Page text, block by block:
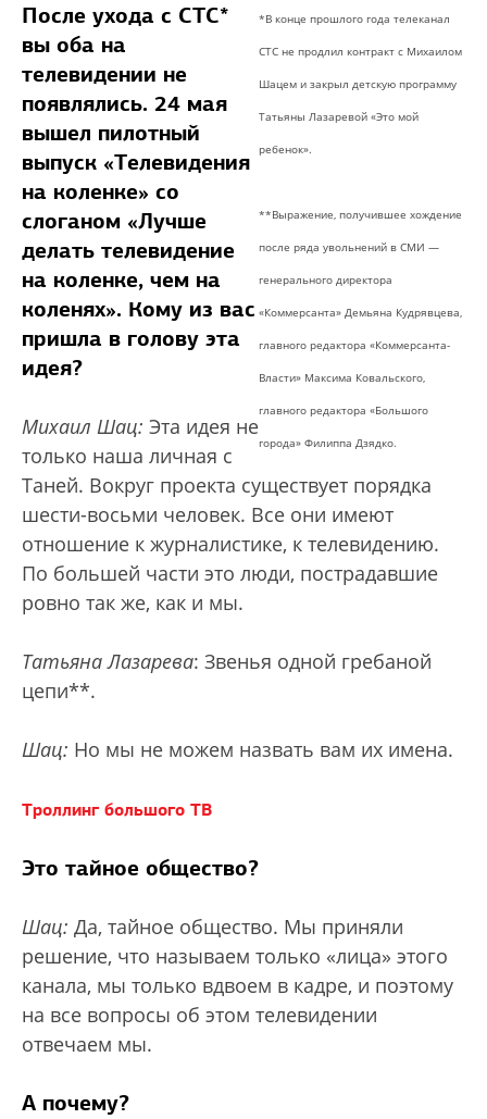
*В конце прошлого года телеканал
СТС не продлил контракт с Михаилом
Шацем и закрыл детскую программу
Татьяны Лазаревой «Это мой
ребенок».
**Выражение, получившее хождение
после ряда увольнений в СМИ —
генерального директора
«Коммерсанта» Демьяна Кудрявцева,
главного редактора «Коммерсанта-
Власти» Максима Ковальского,
главного редактора «Большого
города» Филиппа Дзядко.
После ухода с СТС*
вы оба на
телевидении не
появлялись. 24 мая
вышел пилотный
выпуск «Телевидения
на коленке» со
слоганом «Лучше
делать телевидение
на коленке, чем на
коленях». Кому из вас
пришла в голову эта
идея?
Михаил Шац: Эта идея не
только наша личная с
Таней. Вокруг проекта существует порядка
шести-восьми человек. Все они имеют
отношение к журналистике, к телевидению.
По большей части это люди, пострадавшие
ровно так же, как и мы.
Татьяна Лазарева: Звенья одной гребаной
цепи**.
Шац: Но мы не можем назвать вам их имена.
Троллинг большого ТВ
Это тайное общество?
Шац: Да, тайное общество. Мы приняли
решение, что называем только «лица» этого
канала, мы только вдвоем в кадре, и поэтому
на все вопросы об этом телевидении
отвечаем мы.
А почему?